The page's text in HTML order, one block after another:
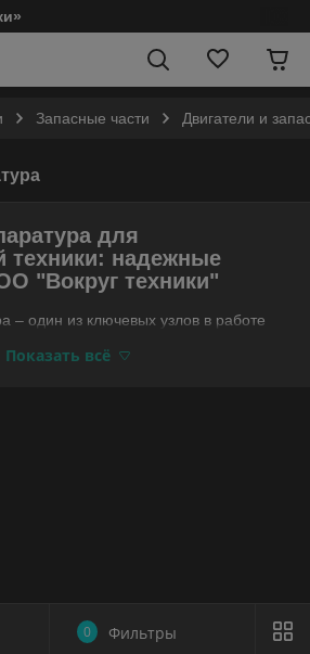
Запасные части Двигатели и
для
техники: надежные
"Вокруг техники"
– один из ключевых узлов в работе
мощность, экономичность и
комплектующие для
МАЗ, Амкодор и других
Мы обеспечиваем
и проверенными аналогами,
технику в отличном состоянии.
Показать всё
0 Фильтры